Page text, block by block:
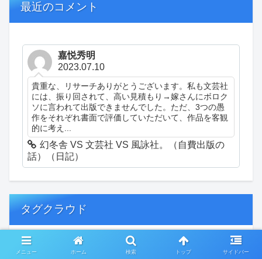
最近のコメント
嘉悦秀明
2023.07.10
貴重な、リサーチありがとうございます。私も文芸社
には、振り回されて、高い見積もり→嫁さんにボロク
ソに言われて出版できませんでした。ただ、3つの愚
作をそれぞれ書面で評価していただいて、作品を客観
的に考え...
幻冬舎 VS 文芸社 VS 風詠社。（自費出版の
話）（日記）
タグクラウド
創作 精神病患者の日常
メニュー ホーム 検索 トップ サイドバー